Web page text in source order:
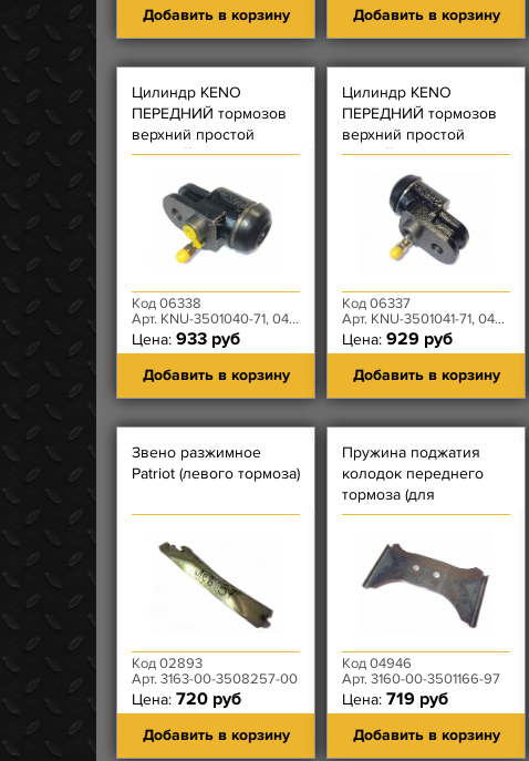
Добавить в корзину Добавить в корзину
Цилиндр KENO
ПЕРЕДНИЙ тормозов
верхний простой
ПРАВЫЙ
Код 06338
Арт. KNU-3501040-71, 0469-00-3501040-96
Цена: 933 руб
Добавить в корзину
Цилиндр KENO
ПЕРЕДНИЙ тормозов
верхний простой
ЛЕВЫЙ
Код 06337
Арт. KNU-3501041-71, 0469-00-3501041-96
Цена: 929 руб
Добавить в корзину
Звено разжимное
Patriot (левого тормоза)
Код 02893
Арт. 3163-00-3508257-00
Цена: 720 руб
Добавить в корзину
Пружина поджатия
колодок переднего
тормоза (для
автомобилей с
Код 04946
Арт. 3160-00-3501166-97
Цена: 719 руб
Добавить в корзину